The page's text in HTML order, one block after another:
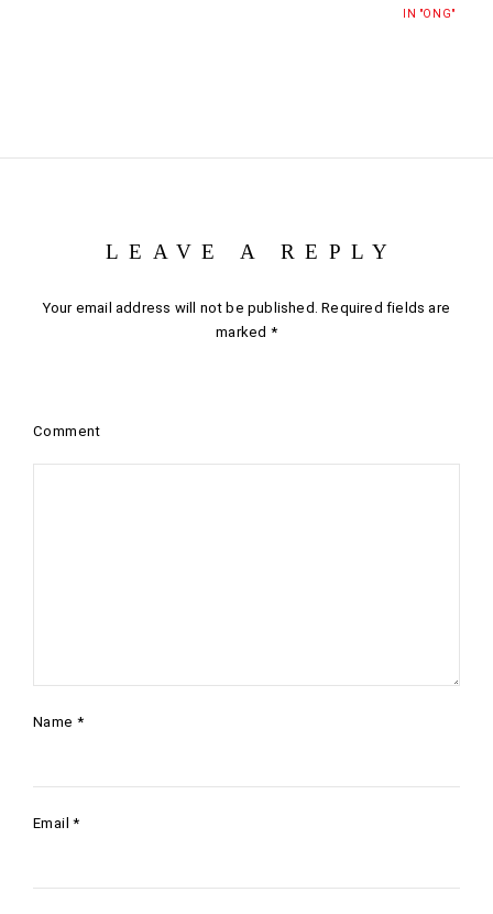
IN "ONG"
LEAVE A REPLY
Your email address will not be published. Required fields are
marked *
Comment
Name *
Email*